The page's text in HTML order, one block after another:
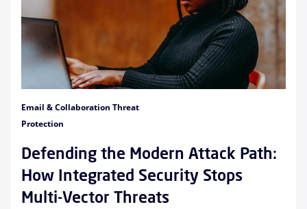
Email & Collaboration Threat
Protection
Defending the Modern Attack Path:
How Integrated Security Stops
Multi-Vector Threats